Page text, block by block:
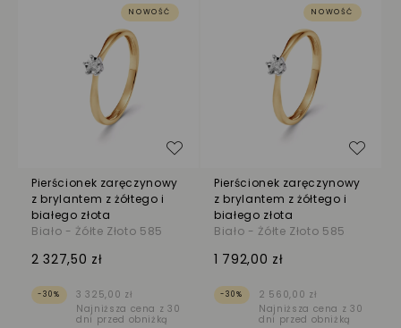
NOWOŚĆ
Pierścionek zaręczynowy
z brylantem z żółtego i
białego złota
Biało - Żółte Złoto 585
2 327,50 zł
-30%
3 325,00 zł
Najniższa cena z 30
dni przed obniżką
Dodaj do listy życzeń
NOWOŚĆ
Pierścionek zaręczynowy
z brylantem z żółtego i
białego złota
Biało - Żółte Złoto 585
1 792,00 zł
-30%
2 560,00 zł
Najniższa cena z 30
dni przed obniżką